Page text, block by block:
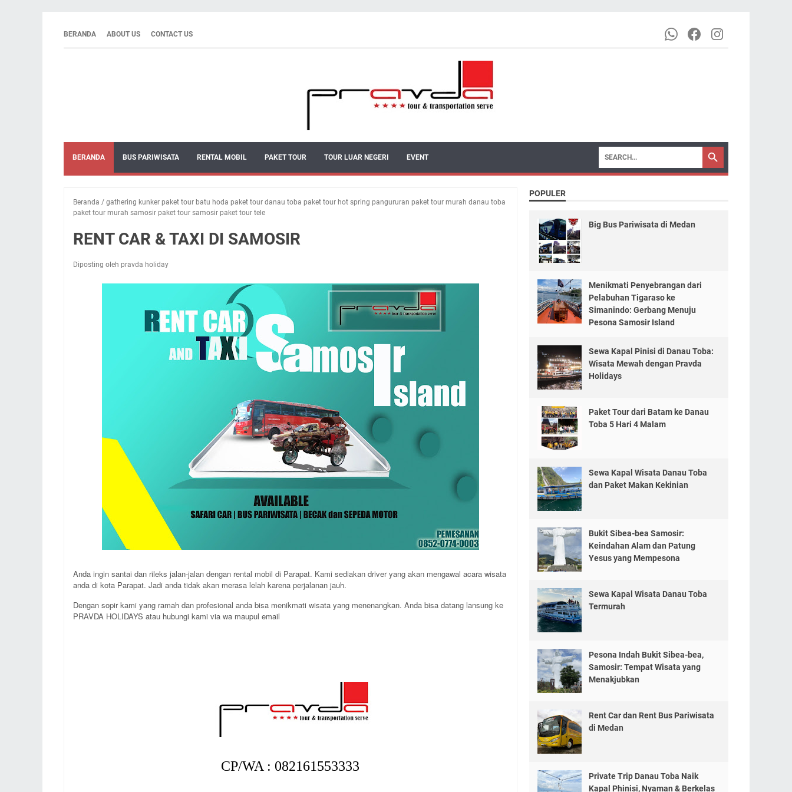
BERANDA ABOUT US CONTACT US
BERANDA BUS PARIWISATA RENTAL MOBIL PAKET TOUR TOUR LUAR NEGERI EVENT
Beranda / gathering kunker paket tour batu hoda paket tour danau toba paket tour hot spring pangururan paket tour murah danau toba
paket tour murah samosir paket tour samosir paket tour tele
RENT CAR & TAXI DI SAMOSIR
Diposting oleh pravda holiday
Anda ingin santai dan rileks jalan-jalan dengan rental mobil di Parapat. Kami sediakan driver yang akan mengawal acara wisata
anda di kota Parapat. Jadi anda tidak akan merasa lelah karena perjalanan jauh.
Dengan sopir kami yang ramah dan profesional anda bisa menikmati wisata yang menenangkan. Anda bisa datang lansung ke
PRAVDA HOLIDAYS atau hubungi kami via wa maupul email
CP/WA : 082161553333
POPULER
Big Bus Pariwisata di Medan
Menikmati Penyebrangan dari
Pelabuhan Tigaraso ke
Simanindo: Gerbang Menuju
Pesona Samosir Island
Sewa Kapal Pinisi di Danau Toba:
Wisata Mewah dengan Pravda
Holidays
Paket Tour dari Batam ke Danau
Toba 5 Hari 4 Malam
Sewa Kapal Wisata Danau Toba
dan Paket Makan Kekinian
Bukit Sibea-bea Samosir:
Keindahan Alam dan Patung
Yesus yang Mempesona
Sewa Kapal Wisata Danau Toba
Termurah
Pesona Indah Bukit Sibea-bea,
Samosir: Tempat Wisata yang
Menakjubkan
Rent Car dan Rent Bus Pariwisata
di Medan
Private Trip Danau Toba Naik
Kapal Phinisi, Nyaman & Berkelas